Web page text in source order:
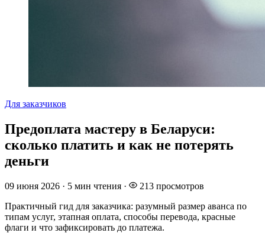
Для заказчиков
Предоплата мастеру в Беларуси:
сколько платить и как не потерять
деньги
09 июня 2026 · 5 мин чтения ·
213 просмотров
Практичный гид для заказчика: разумный размер аванса по
типам услуг, этапная оплата, способы перевода, красные
флаги и что зафиксировать до платежа.